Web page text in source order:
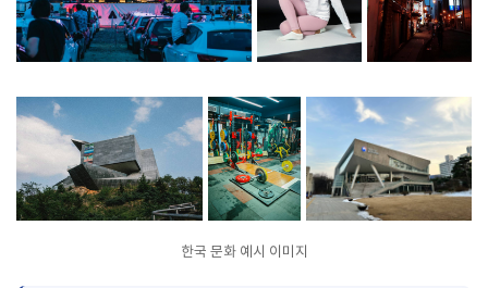
한국 문화 예시 이미지